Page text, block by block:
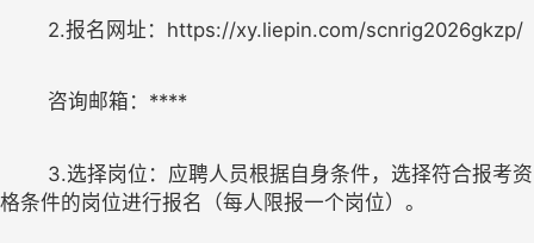
	2.
报名 网址 ： https://xy.liepin.com/scnrig2026gkzp/
咨询邮箱 ： ****
3.选择岗位： 应聘人员根据自身条件，选择符合报考资